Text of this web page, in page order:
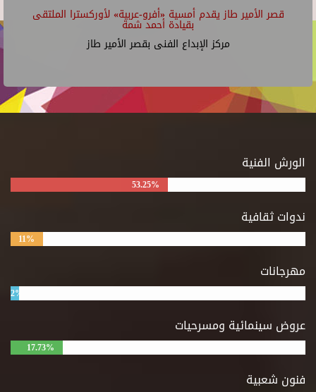
قصر الأمير طاز يقدم أمسية «أفرو-عربية» لأوركسترا الملتقى
بقيادة أحمد شمة
مركز الإبداع الفنى بقصر الأمير طاز
الورش الفنية
53.25%
ندوات ثقافية
11%
مهرجانات
2%
عروض سينمائية ومسرحيات
17.73%
فنون شعبية